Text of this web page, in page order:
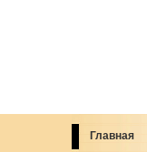
Главная